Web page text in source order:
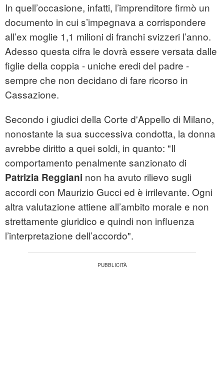
In quell’occasione, infatti, l’imprenditore firmò un
documento in cui s’impegnava a corrispondere
all’ex moglie 1,1 milioni di franchi svizzeri l’anno.
Adesso questa cifra le dovrà essere versata dalle
figlie della coppia - uniche eredi del padre -
sempre che non decidano di fare ricorso in
Cassazione.
Secondo i giudici della Corte d'Appello di Milano,
nonostante la sua successiva condotta, la donna
avrebbe diritto a quei soldi, in quanto: "Il
comportamento penalmente sanzionato di
Patrizia Reggiani non ha avuto rilievo sugli
accordi con Maurizio Gucci ed è irrilevante. Ogni
altra valutazione attiene all’ambito morale e non
strettamente giuridico e quindi non influenza
l’interpretazione dell’accordo".